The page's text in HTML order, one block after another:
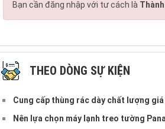
Bạn cần đăng nhập với tư cách là
THEO DÒNG SỰ KIỆN
Cung cấp thùng rác dày chất lượng
Nên lựa chọn máy lạnh treo tường